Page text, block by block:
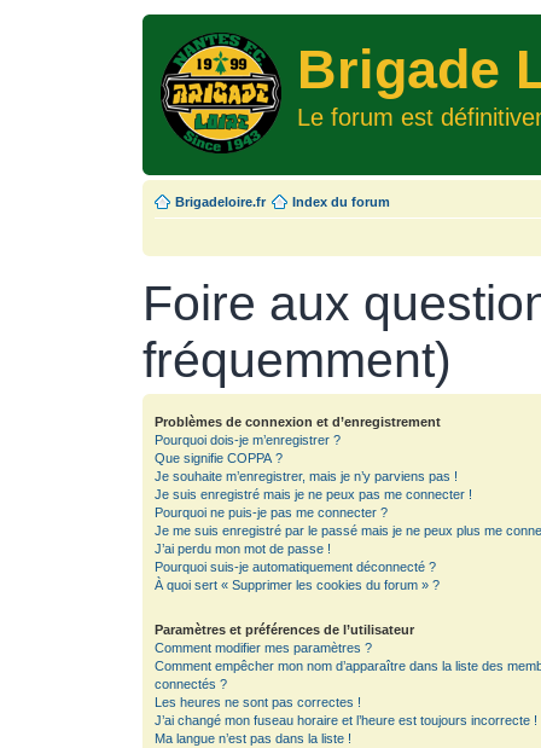
Brigade
Le forum est
Brigadeloire.fr Index du forum
Foire aux
fréquemment)
Problèmes de connexion et d’enregistrement
Pourquoi dois-je m’enregistrer ?
Que signifie COPPA ?
Je souhaite m’enregistrer, mais je n’y parviens pas !
Je suis enregistré mais je ne peux pas me connecter !
Pourquoi ne puis-je pas me connecter ?
Je me suis enregistré par le passé mais je ne peux plus me
J’ai perdu mon mot de passe !
Pourquoi suis-je automatiquement déconnecté ?
À quoi sert « Supprimer les cookies du forum » ?
Paramètres et préférences de l’utilisateur
Comment modifier mes paramètres ?
Comment empêcher mon nom d’apparaître dans la liste des
connectés ?
Les heures ne sont pas correctes !
J’ai changé mon fuseau horaire et l’heure est toujours incorrecte !
Ma langue n’est pas dans la liste !